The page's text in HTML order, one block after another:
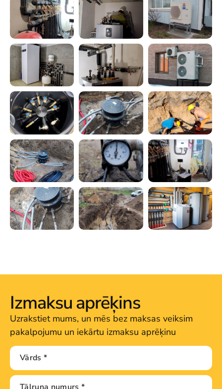
Izmaksu aprēķins
Uzrakstiet mums, un mēs bez maksas veiksim
pakalpojumu un iekārtu izmaksu aprēķinu